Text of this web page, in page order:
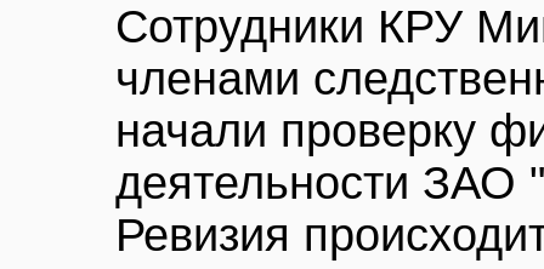
Сотрудники КРУ
членами
начали проверку
деятельности ЗАО
Ревизия